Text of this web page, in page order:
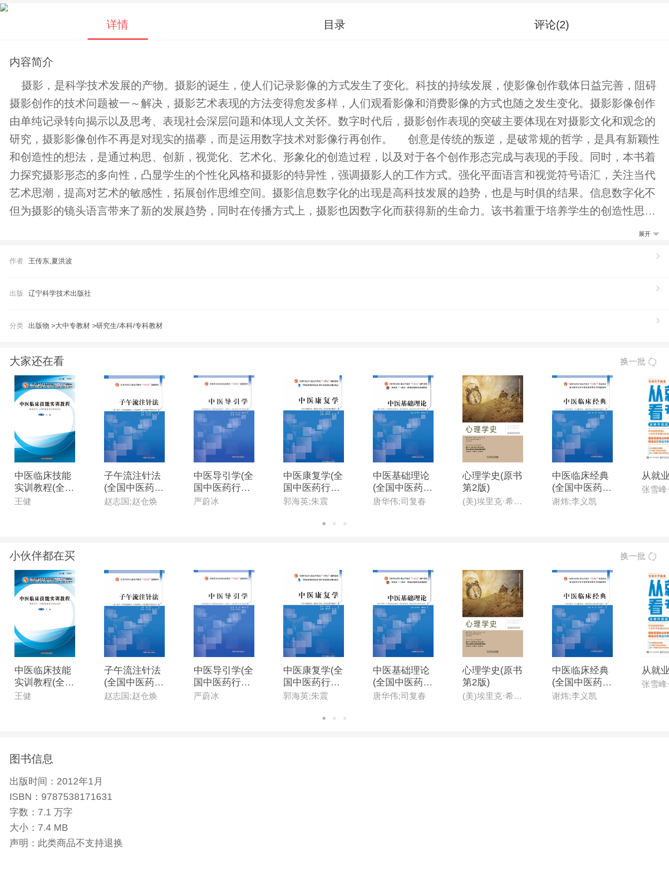
详情 目录 评论(2)
内容简介
摄影，是科学技术发展的产物。摄影的诞生，使人们记录影像的方式发生了变化。科技的持续发展，使影像创作载体日益完善，阻碍
摄影创作的技术问题被一～解决，摄影艺术表现的方法变得愈发多样，人们观看影像和消费影像的方式也随之发生变化。摄影影像创作
由单纯记录转向揭示以及思考、表现社会深层问题和体现人文关怀。数字时代后，摄影创作表现的突破主要体现在对摄影文化和观念的
研究，摄影影像创作不再是对现实的描摹，而是运用数字技术对影像行再创作。 创意是传统的叛逆，是破常规的哲学，是具有新颖性
和创造性的想法，是通过构思、创新，视觉化、艺术化、形象化的创造过程，以及对于各个创作形态完成与表现的手段。同时，本书着
力探究摄影形态的多向性，凸显学生的个性化风格和摄影的特异性，强调摄影人的工作方式。强化平面语言和视觉符号语汇，关注当代
艺术思潮，提高对艺术的敏感性，拓展创作思维空间。摄影信息数字化的出现是高科技发展的趋势，也是与时俱的结果。信息数字化不
但为摄影的镜头语言带来了新的发展趋势，同时在传播方式上，摄影也因数字化而获得新的生命力。该书着重于培养学生的创造性思
意象思维相结合，运用抽象思维从创作对象中提取抽象元素行创作，并利用逆向思维为创作提供创新的可能性。然后，从摄影影像的本
现方式以及影像重组、置换与合成、虚拟影像、传统制作工艺数字化等后现代影像创作方式行归纳和总结，以探讨摄影影像创作的众多
的表现内容。 本书内容全面，结构合理，图文并茂，通俗易懂，操作简明，书中配有大量的拍摄实践实例，方便读者学习、实践，巩
固所学的知识与技能。本书还精选了200多幅优秀的商业摄影作品，图文并茂，相得益彰，让读者在图解范例中获得知识，在愉悦欣赏
中掌握创作方法。本书适用面广，既可作为高等艺术院校摄影专业和相关艺术设计专业的教材，也可作为摄影爱好者及商业摄影从业者
的参考用书。
展开
作者 王传东,夏洪波
出版 辽宁科学技术出版社
分类 出版物 >大中专教材 >研究生/本科/专科教材
大家还在看 换一批
中医临床技能
实训教程(全国
中医药行业高
王健
子午流注针法
(全国中医药行
业高等教育“十
赵志国;赵仓焕
中医导引学(全
国中医药行业
高等教育“十四
严蔚冰
中医康复学(全
国中医药行业
高等教育“十四
郭海英;朱震
中医基础理论
(全国中医药行
业高等教育“十
唐华伟;司复春
心理学史(原书
第2版)
(美)埃里克·希雷(Eric Shiraev)
中医临床经典
(全国中医药行
业高等教育“十
谢炜;李义凯
从就
小伙伴都在买 换一批
中医临床技能
实训教程(全国
中医药行业高
王健
子午流注针法
(全国中医药行
业高等教育“十
赵志国;赵仓焕
中医导引学(全
国中医药行业
高等教育“十四
严蔚冰
中医康复学(全
国中医药行业
高等教育“十四
郭海英;朱震
中医基础理论
(全国中医药行
业高等教育“十
唐华伟;司复春
心理学史(原书
第2版)
(美)埃里克·希雷(Eric Shiraev)
中医临床经典
(全国中医药行
业高等教育“十
谢炜;李义凯
从就
图书信息
出版时间： 2012年1月
ISBN： 9787538171631
字数： 7.1 万字
大小： 7.4 MB
声明： 此类商品不支持退换